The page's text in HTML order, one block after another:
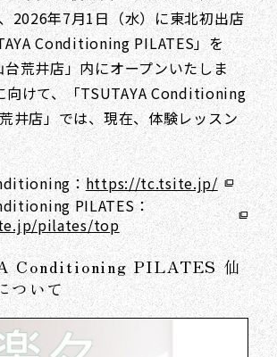
2026年7月1日（水）に東北初出店
Conditioning PILATES」を
台荒井店」内にオープンいたしま
向けて、「TSUTAYA Conditioning
井店」では、現在、体験レッスン
：https://tc.tsite.jp/
PILATES：
pilates/top
Conditioning PILATES 仙
ついて